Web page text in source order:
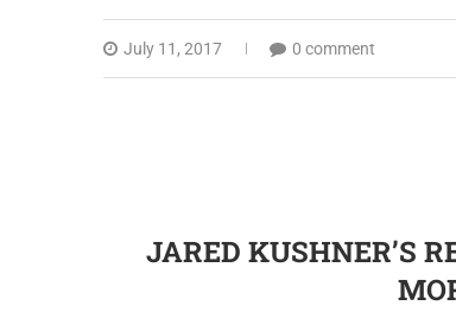
July 11, 2017 0 comment
JARED KUSHNER’S